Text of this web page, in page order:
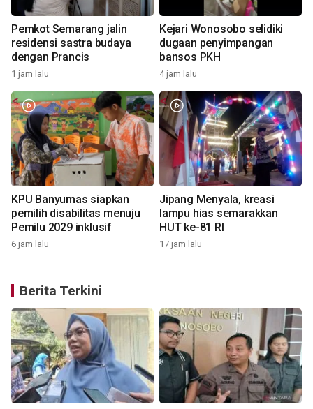
Pemkot Semarang jalin
residensi sastra budaya
dengan Prancis
1 jam lalu
Kejari Wonosobo selidiki
dugaan penyimpangan
bansos PKH
4 jam lalu
KPU Banyumas siapkan
pemilih disabilitas menuju
Pemilu 2029 inklusif
6 jam lalu
Jipang Menyala, kreasi
lampu hias semarakkan
HUT ke-81 RI
17 jam lalu
Berita Terkini